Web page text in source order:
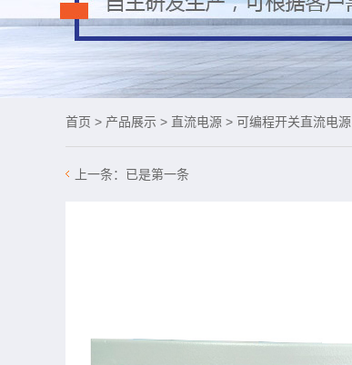
首页 > 产品展示 > 直流电源 > 可编程开关直流电源
上一条： 已是第一条